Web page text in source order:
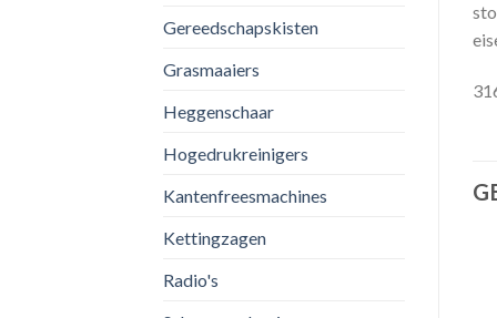
Gereedschapskisten
Grasmaaiers
Heggenschaar
Hogedrukreinigers
Kantenfreesmachines
Kettingzagen
Radio's